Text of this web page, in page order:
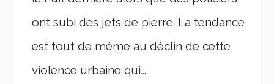
ont subi des jets de pierre. La tendance
est tout de même au déclin de cette
violence urbaine qui...